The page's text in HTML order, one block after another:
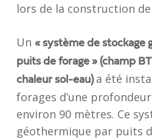
lors de la construction
Un « système de stockage
puits de forage » (champ
chaleur sol-eau) a été
forages d’une
environ 90 mètres. Ce
géothermique par puits